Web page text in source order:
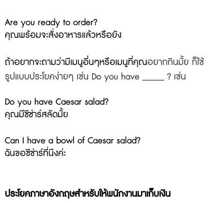
Are you ready to order?
คุณพร้อมจะสั่งอาหารแล้วหรือยัง
ถ้าอยากจะถามว่ามีเมนูอี่่นๆหรือเมนูที่คุณอยากกินมั้ย ก็ใช้
รูปแบบประโยคง่ายๆ เช่น Do you have _____ ? เช่น
Do you have Caesar salad?
คุณมีซีซ่าร์สลัดมั้ย
Can I have a bowl of Caesar salad?
ฉันขอซีซ่าร์ที่นึงค่ะ
ประโยคภาษาอังกฤษสำหรับให้พนักงานมาเก็บเงิน